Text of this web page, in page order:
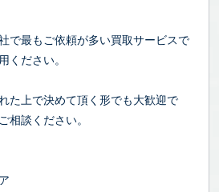
で最もご依頼が多い買取サービスで
ください。
た上で決めて頂く形でも大歓迎で
相談ください。